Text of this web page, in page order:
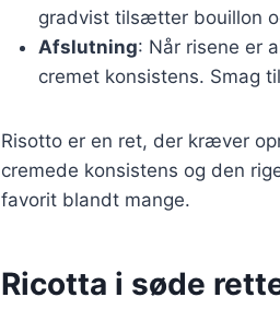
gradvist tilsætter bouillon
Afslutning: Når risene er
cremet konsistens. Smag
Risotto er en ret, der kræver
cremede konsistens og den
favorit blandt mange.
Ricotta i søde